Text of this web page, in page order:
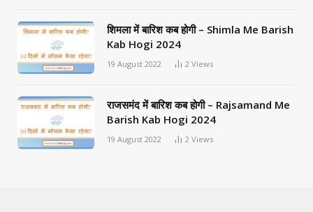
शिमला में बारिश कब होगी – Shimla Me Barish
Kab Hogi 2024
19 August 2022 2 Views
राजसमंद में बारिश कब होगी – Rajsamand Me
Barish Kab Hogi 2024
19 August 2022 2 Views